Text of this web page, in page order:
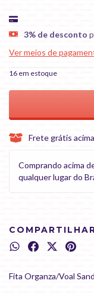
3% de desconto
Ver meios de
16 em estoque
Frete grátis
Comprando acima
qualquer lugar do
Fita Organza/Voal